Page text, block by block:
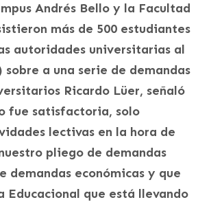
Andrés Bello y la Facultad
más de 500 estudiantes
autoridades universitarias al
a una serie de demandas
Ricardo Lüer, señaló
fue satisfactoria, solo
lectivas en la hora de
pliego de demandas
demandas económicas y que
Educacional que está llevando